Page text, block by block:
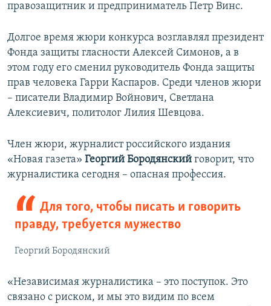
правозащитник и предприниматель Петр Винс.
Долгое время жюри конкурса возглавлял президент
Фонда защиты гласности Алексей Симонов, а в
этом году его сменил руководитель Фонда защиты
прав человека Гарри Каспаров. Среди членов жюри
– писатели Владимир Войнович, Светлана
Алексиевич, политолог Лилия Шевцова.
Член жюри, журналист российского издания
«Новая газета» Георгий Бородянский говорит, что
журналистика сегодня – опасная профессия.
Для того, чтобы писать и говорить
правду, требуется мужество
Георгий Бородянский
«Независимая журналистика – это поступок. Это
связано с риском, и мы это видим по всем